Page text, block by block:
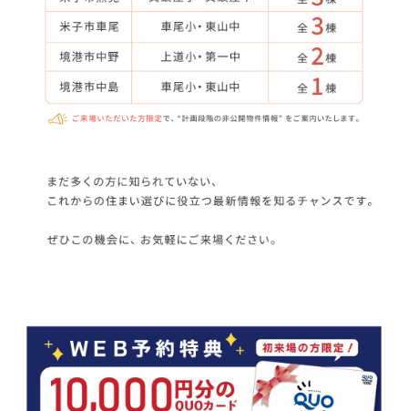
10.希望の入居時期に間に合いそう
11.その他
■問６.上記のうち、特に重視している上位３項目を番号で教え
てください。
２位：
■問７.マイホームご購入のきっかけとなった理由をお聞かせく
ださい（複数回答可）